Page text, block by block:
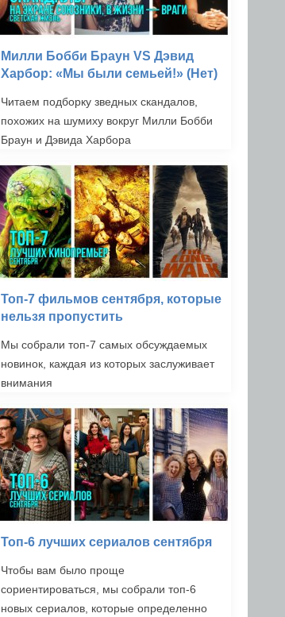
Милли Бобби Браун VS Дэвид
Харбор: «Мы были семьей!» (Нет)
Читаем подборку зведных скандалов,
похожих на шумиху вокруг Милли Бобби
Браун и Дэвида Харбора
Топ-7 фильмов сентября, которые
нельзя пропустить
Мы собрали топ-7 самых обсуждаемых
новинок, каждая из которых заслуживает
внимания
Топ-6 лучших сериалов сентября
Чтобы вам было проще
сориентироваться, мы собрали топ-6
новых сериалов, которые определенно